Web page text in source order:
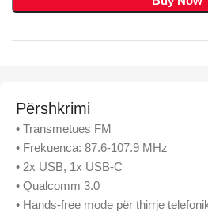
Përshkrimi
• Transmetues FM
• Frekuenca: 87.6-107.9 MHz
• 2x USB, 1x USB-C
• Qualcomm 3.0
• Hands-free mode për thirrje